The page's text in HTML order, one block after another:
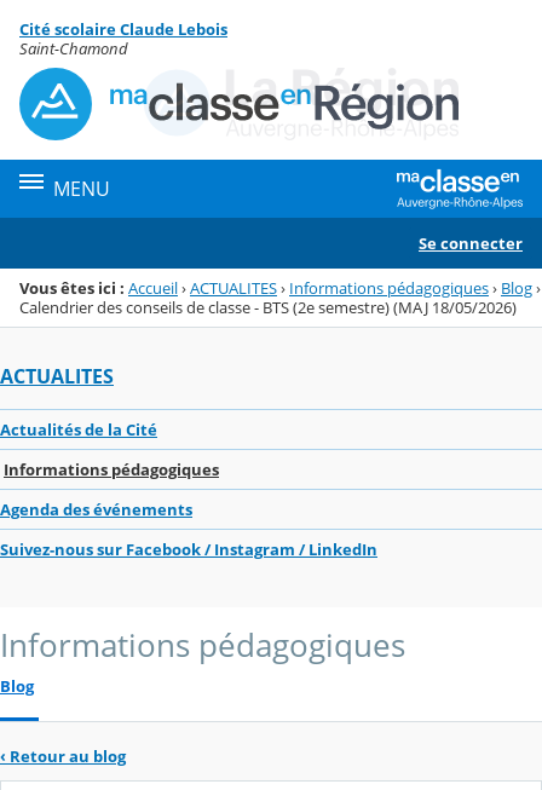
Menu de la rubrique
Contenu
Cité scolaire Claude Lebois
Saint-Chamond
MENU
Se connecter
Vous êtes ici : Accueil›ACTUALITES› Informations pédagogiques› Blog›
Calendrier des conseils de classe - BTS (2e semestre) (MAJ 18/05/2026)
ACTUALITES
Actualités de la Cité
Informations pédagogiques
Agenda des événements
Suivez-nous sur Facebook / Instagram / LinkedIn
Informations pédagogiques
Blog
‹ Retour au blog